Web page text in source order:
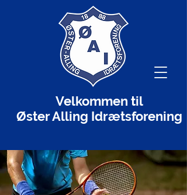
Velkommen til
Øster Alling Idrætsforening